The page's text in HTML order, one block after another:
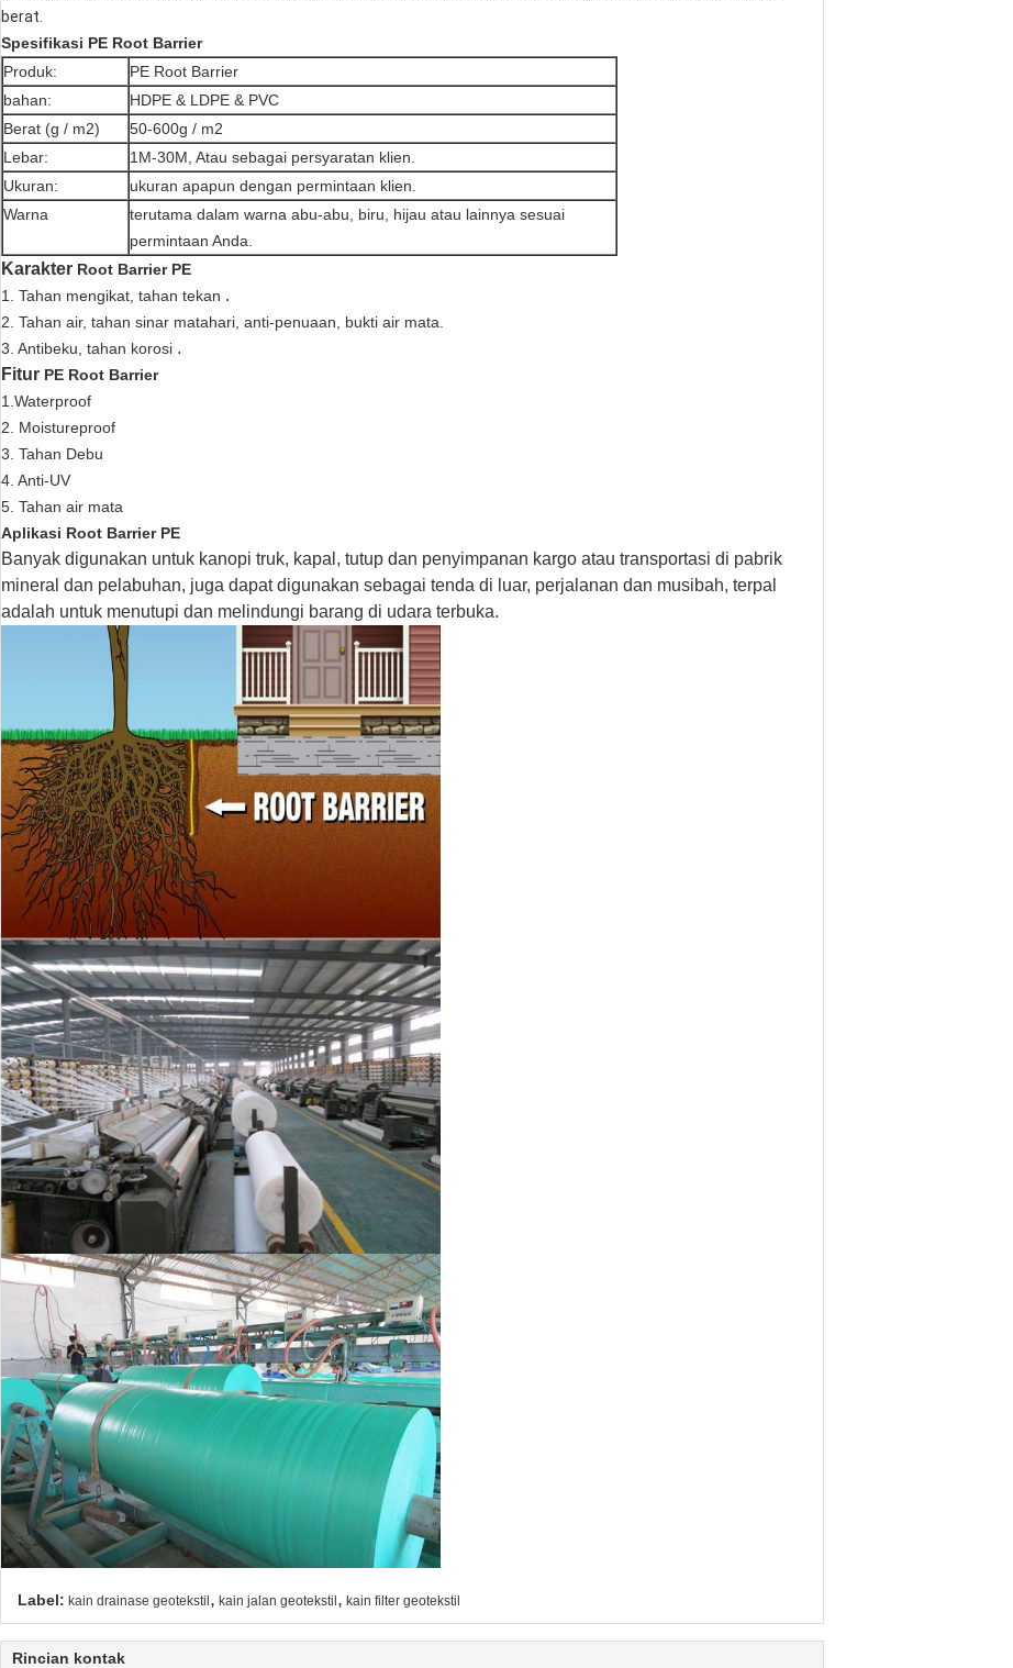
berat.
Spesifikasi PE Root Barrier
Produk:
PE Root Barrier
bahan:
HDPE & LDPE & PVC
Berat (g / m2)
50-600g / m2
Lebar:
1M-30M, Atau sebagai persyaratan klien.
Ukuran:
ukuran apapun dengan permintaan klien.
Warna
terutama dalam warna abu-abu, biru, hijau atau lainnya sesuai
permintaan Anda.
Karakter Root Barrier PE
1.
Tahan mengikat, tahan tekan .
2. Tahan air, tahan sinar matahari, anti-penuaan, bukti air mata.
3. Antibeku, tahan korosi .
Fitur PE Root Barrier
1.Waterproof
2. Moistureproof
3. Tahan Debu
4. Anti-UV
5. Tahan air mata
Aplikasi Root Barrier PE
Banyak digunakan untuk kanopi truk, kapal, tutup dan penyimpanan kargo atau transportasi di pabrik
mineral dan pelabuhan, juga dapat digunakan sebagai tenda di luar, perjalanan dan musibah, terpal
adalah untuk menutupi dan melindungi barang di udara terbuka.
Label: kain drainase geotekstil , kain jalan geotekstil , kain filter geotekstil
Rincian kontak